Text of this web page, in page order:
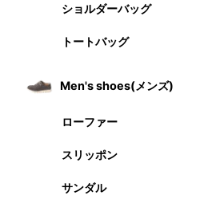
ショルダーバッグ
トートバッグ
Men's shoes(メンズ)
ローファー
スリッポン
サンダル